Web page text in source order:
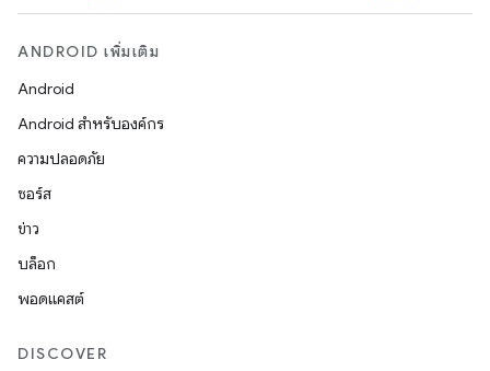
ANDROID เพิ่มเติม
Android
Android สำหรับองค์กร
ความปลอดภัย
ซอร์ส
ข่าว
บล็อก
พอดแคสต์
DISCOVER